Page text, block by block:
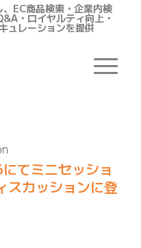
EC商品検索・企業内検
・ロイヤルティ向上・
ュレーションを提供
てミニセッショ
スカッションに登